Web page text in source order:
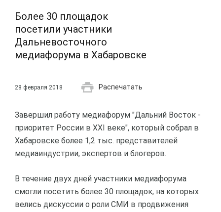
Более 30 площадок
посетили участники
Дальневосточного
медиафорума в Хабаровске
28 февраля 2018 Распечатать
Завершил работу медиафорум "Дальний Восток -
приоритет России в XXI веке", который собрал в
Хабаровске более 1,2 тыс. представителей
медиаиндустрии, экспертов и блогеров.
В течение двух дней участники медиафорума
смогли посетить более 30 площадок, на которых
велись дискуссии о роли СМИ в продвижения